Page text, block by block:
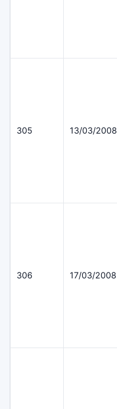
305 13/03/2008
306 17/03/2008